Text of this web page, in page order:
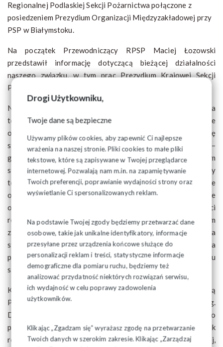
Drogi Użytkowniku,
Twoje dane są bezpieczne
Używamy plików cookies, aby zapewnić Ci najlepsze
wrażenia na naszej stronie. Pliki cookies to małe pliki
tekstowe, które są zapisywane w Twojej przeglądarce
internetowej. Pozwalają nam m.in. na zapamiętywanie
Twoich preferencji, poprawianie wydajności strony oraz
wyświetlanie Ci spersonalizowanych reklam.
Na podstawie Twojej zgody będziemy przetwarzać dane
osobowe, takie jak unikalne identyfikatory, informacje
przesyłane przez urządzenia końcowe służące do
personalizacji reklam i treści, statystyczne informacje
demograficzne dla pomiaru ruchu, będziemy też
analizować przydatność niektórych rozwiązań serwisu,
ich wydajność w celu poprawy zadowolenia
użytkowników.
Klikając „Zgadzam się” wyrażasz zgodę na przetwarzanie
Twoich danych w szerokim zakresie. Klikając „Zarządzaj
Regionalnej Podlaskiej Sekcji Pożarnictwa połączone z
posiedzeniem Prezydium Organizacji Międzyzakładowej przy
PSP w Białymstoku.
Na początek Przewodniczący RPSP Maciej Łozowski
przedstawił informację dotyczącą bieżącej działalności
naszego związku, w tym prac Prezydium Krajowej Sekcji
Pożarnictwa NSZZ „Solidarność”.
Następnie wszyscy obecni mieli możliwość poruszenia
tematów dotyczących poszczególnych komend. W czasie
obrad omówiono sposoby wynagradzania wyróżniających się
strażaków, sprawy bhp podczas służby i działań ratowniczo–
gaśniczych, a także problemy z nierównomiernym obciążeniem
strażaków nadgodzinami, manipulacji stanami osobowymi, czy
też dodatkami motywacyjnymi i służbowymi, które nie
odzwierciedlają faktycznego zaangażowania w wykonywanie
obowiązków służbowych jak również dodatkowych czynności
realizowanych na rzecz PSP. Omówiono także problem
zakresów obowiązków które często są identyczne np. dla
stażystów i st. operatorów sprzętu spec. oraz zajmowania
przez podoficerów stanowisk przypisanych do korpusu
szeregowców.
Kolejnym punktem posiedzenia było spotkanie z I Zastępcą
Podlaskiego Komendanta Wojewódzkiego st. bryg.
Dariuszem Sadowskim. Panu Komendantowi przedstawiono
problemy, które zgłoszono we wcześniejszej dyskusji jak
również przykłady utrudniania działalności związkowej,